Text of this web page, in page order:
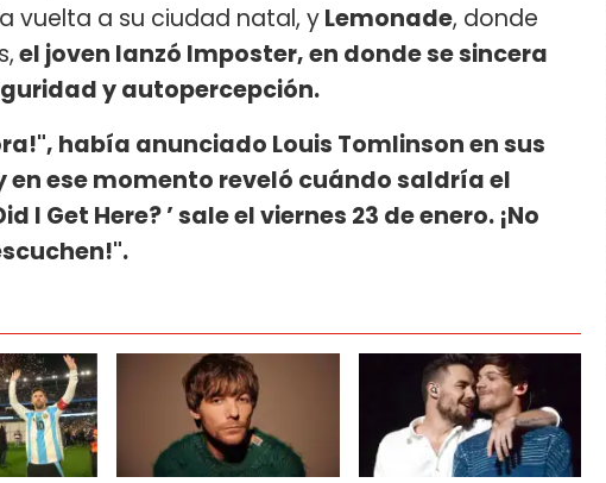
vuelta a su ciudad natal, yLemonade, donde
el joven lanzó Imposter, en donde se sincera
y autopercepción.
había anunciado Louis Tomlinson en sus
en ese momento reveló cuándo saldría el
I Get Here? ’ sale el viernes 23 de enero. ¡No